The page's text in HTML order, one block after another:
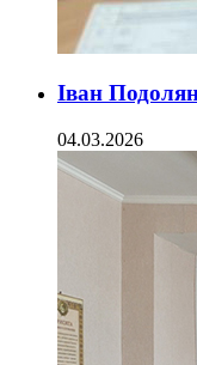
Іван
04.03.2026